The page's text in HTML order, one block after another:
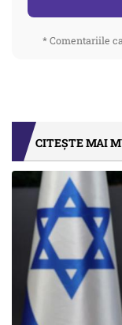
* Comentariile
CITEȘTE MAI